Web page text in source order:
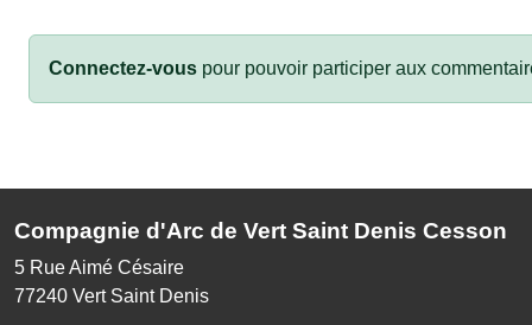
Connectez-vous pour pouvoir participer aux
Compagnie d'Arc de Vert Saint Denis Cesson
5 Rue Aimé Césaire
77240 Vert Saint Denis